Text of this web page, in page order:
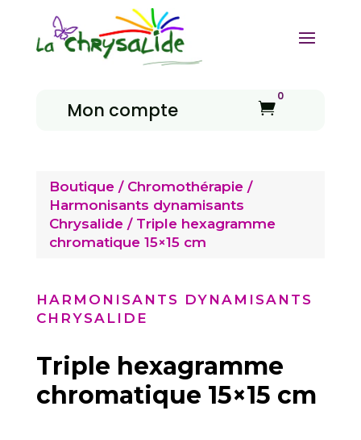
Mon compte 
0
Boutique/ Chromothérapie/
Harmonisants dynamisants
Chrysalide/ Triple hexagramme
chromatique 15×15 cm
HARMONISANTS DYNAMISANTS
CHRYSALIDE
Triple hexagramme
chromatique 15×15 cm